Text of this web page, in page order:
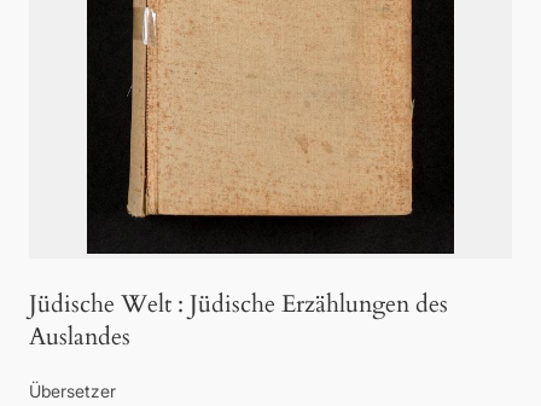
Jüdische Welt : Jüdische Erzählungen des
Auslandes
Übersetzer